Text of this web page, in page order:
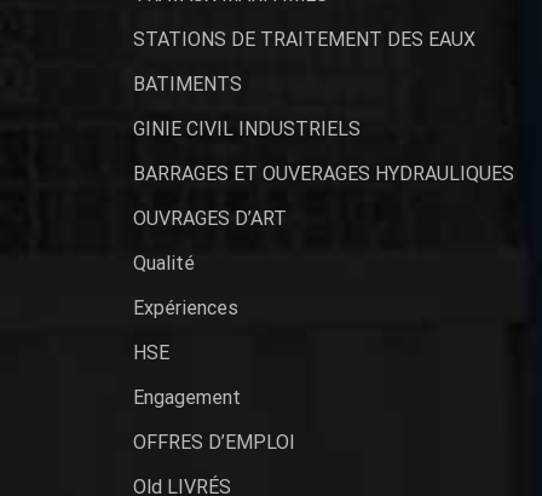
STATIONS DE TRAITEMENT DES EAUX
BATIMENTS
GINIE CIVIL INDUSTRIELS
BARRAGES ET OUVERAGES HYDRAULIQUES
OUVRAGES D’ART
Qualité
Expériences
HSE
Engagement
OFFRES D’EMPLOI
Old LIVRÉS